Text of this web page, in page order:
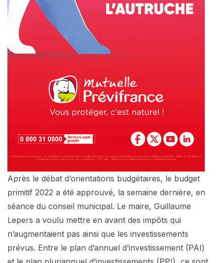
Après le débat d’orientations budgétaires, le budget
primitif 2022 a été approuvé, la semaine dernière, en
séance du conseil municipal. Le maire, Guillaume
Lepers a voulu mettre en avant des impôts qui
n’augmentaient pas ainsi que les investissements
prévus. Entre le plan d’annuel d’investissement (PAI)